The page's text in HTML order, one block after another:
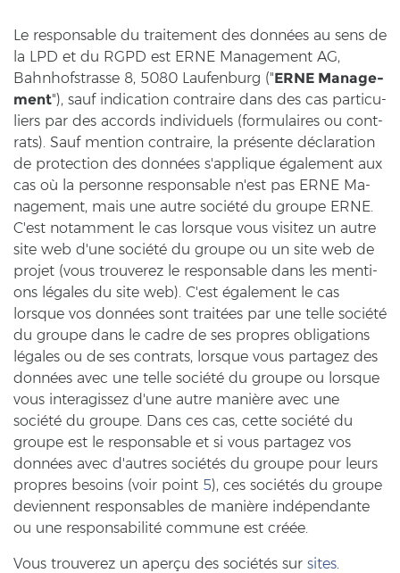
Le re­sponsa­ble du trai­te­ment des données au sens de
la LPD et du RGPD est ERNE Ma­nage­ment AG,
Bahn­hofstras­se 8, 5080 Lau­fen­burg ("ERNE Ma­nage­
ment"), sauf in­di­ca­ti­on con­tr­ai­re dans des cas par­ti­cu­
liers par des ac­cords in­di­vi­du­els (for­mu­lai­res ou cont­
rats). Sauf men­ti­on con­tr­ai­re, la présente déclaration
de pro­tec­tion des données s'ap­pli­que également aux
cas où la per­son­ne re­sponsa­ble n'est pas ERNE Ma­
nage­ment, mais une autre société du grou­pe ERNE.
C'est no­tam­ment le cas lorsque vous vi­si­tez un autre
site web d'une société du grou­pe ou un site web de
pro­jet (vous trou­ver­ez le re­sponsa­ble dans les men­ti­
ons légales du site web). C'est également le cas
lorsque vos données sont traitées par une telle société
du grou­pe dans le cadre de ses pro­pres ob­li­ga­ti­ons
légales ou de ses cont­rats, lorsque vous par­ta­gez des
données avec une telle société du grou­pe ou lorsque
vous in­ter­agis­sez d'une autre manière avec une
société du grou­pe. Dans ces cas, cette société du
grou­pe est le re­sponsa­ble et si vous par­ta­gez vos
données avec d'autres sociétés du grou­pe pour leurs
pro­pres be­so­ins (voir point 5), ces sociétés du grou­pe
de­vi­en­nent re­sponsa­bles de manière indépendante
ou une responsabilité com­mu­ne est créée.
Vous trou­ver­ez un aperçu des sociétés sur sites.